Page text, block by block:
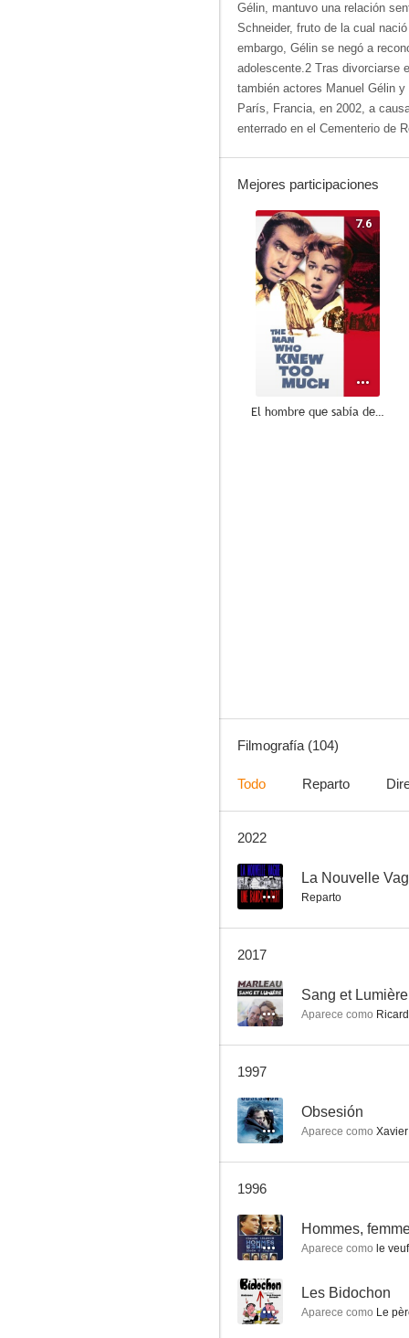
Gélin, mantuvo una relación
Schneider, fruto de la cual
embargo, Gélin se negó a
adolescente.2​ Tras divorciarse
también actores Manuel Gélin
París, Francia, en 2002, a
enterrado en el Cementerio de
Mejores participaciones
7.6
El hombre que sabía demasiado
6.0
--
Filmografía (104)
Todo Reparto
2022
-- La Nouvelle
Reparto
2017
-- Sang et Lumière
Aparece como
1997
-- Obsesión
Aparece como
1996
-- Hommes,
Aparece como le veuf
-- Les Bidochon
Aparece como Le